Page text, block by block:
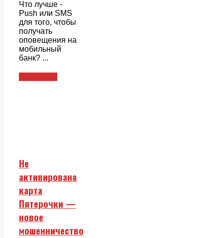
Что лучше -
Push или SMS
для того, чтобы
получать
оповещения на
мобильный
банк? ...
Не
активирована
карта
Пятерочки —
новое
мошенничество